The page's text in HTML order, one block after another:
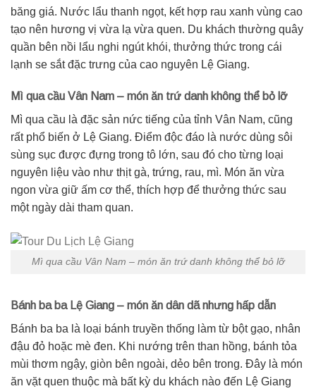
băng giá. Nước lẩu thanh ngọt, kết hợp rau xanh vùng cao
tạo nên hương vị vừa lạ vừa quen. Du khách thường quây
quần bên nồi lẩu nghi ngút khói, thưởng thức trong cái
lạnh se sắt đặc trưng của cao nguyên Lệ Giang.
Mì qua cầu Vân Nam – món ăn trứ danh không thể bỏ lỡ
Mì qua cầu là đặc sản nức tiếng của tỉnh Vân Nam, cũng
rất phổ biến ở Lệ Giang. Điểm độc đáo là nước dùng sôi
sùng sục được đựng trong tô lớn, sau đó cho từng loại
nguyên liệu vào như thịt gà, trứng, rau, mì. Món ăn vừa
ngon vừa giữ ấm cơ thể, thích hợp để thưởng thức sau
một ngày dài tham quan.
Mì qua cầu Vân Nam – món ăn trứ danh không thể bỏ lỡ
Bánh ba ba Lệ Giang – món ăn dân dã nhưng hấp dẫn
Bánh ba ba là loại bánh truyền thống làm từ bột gạo, nhân
đậu đỏ hoặc mè đen. Khi nướng trên than hồng, bánh tỏa
mùi thơm ngậy, giòn bên ngoài, dẻo bên trong. Đây là món
ăn vặt quen thuộc mà bất kỳ du khách nào đến Lệ Giang